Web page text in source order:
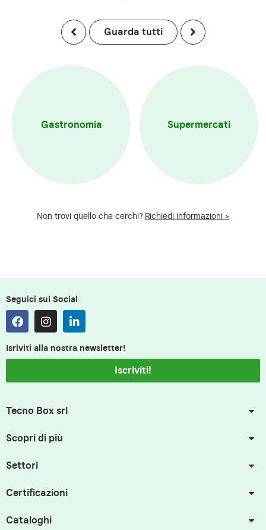
Guarda tutti
Gastronomia Supermercati
Non trovi quello che cerchi? Richiedi informazioni >
Seguici sui Social
Isriviti alla nostra newsletter!
Iscriviti!
Tecno Box srl
Scopri di più
Settori
Certificazioni
Cataloghi